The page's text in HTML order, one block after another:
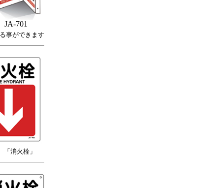
JA-701
事ができます
消火栓」